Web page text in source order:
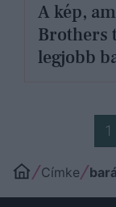
A kép,
Brothers
legjobb
1
Címke